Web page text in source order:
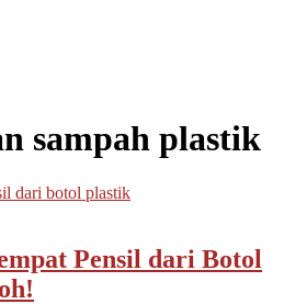
sampah plastik
Pensil dari Botol